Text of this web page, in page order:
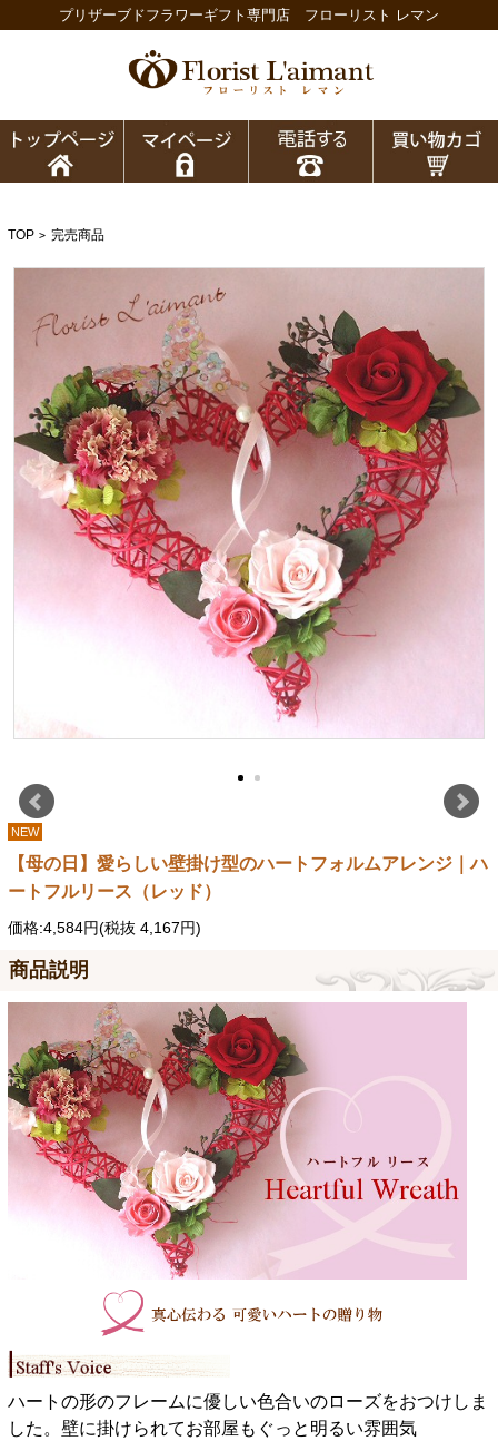
プリザーブドフラワーギフト専門店 フローリスト レマン
TOP > 完売商品
NEW
【母の日】愛らしい壁掛け型のハートフォルムアレンジ｜ハ
ートフルリース（レッド）
価格:4,584円(税抜 4,167円)
商品説明
ハートの形のフレームに優しい色合いのローズをおつけしま
した。壁に掛けられてお部屋もぐっと明るい雰囲気